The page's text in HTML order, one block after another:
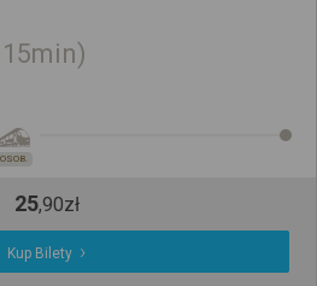
15min
OSOB.
25,90zł
Kup Bilety